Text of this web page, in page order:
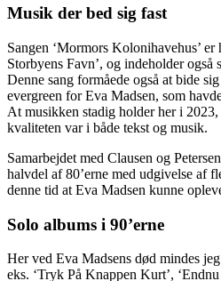
Musik der bed sig fast
Sangen ‘Mormors Kolonihavehus’ er
Storbyens Favn’, og indeholder også
Denne sang formåede også at bide
evergreen for Eva Madsen, som
At musikken stadig holder her i
kvaliteten var i både tekst og musik.
Samarbejdet med Clausen og
halvdel af 80’erne med udgivelse af
denne tid at Eva Madsen kunne
Solo albums i 90’erne
Her ved Eva Madsens død mindes
eks. ‘Tryk På Knappen Kurt’,